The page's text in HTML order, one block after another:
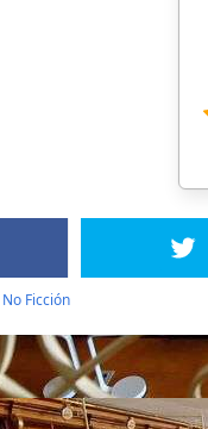
No Ficción